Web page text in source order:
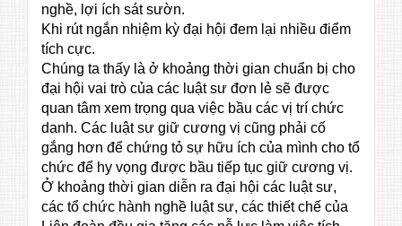
nghề, lợi ích sát sườn.
Khi rút ngắn nhiệm kỳ đại hội đem lại nhiều điểm
tích cực.
Chúng ta thấy là ở khoảng thời gian chuẩn bị cho
đại hội vai trò của các luật sư đơn lẻ sẽ được
quan tâm xem trọng qua việc bầu các vị trí chức
danh. Các luật sư giữ cương vị cũng phải cố
gắng hơn để chứng tỏ sự hữu ích của mình cho tổ
chức để hy vọng được bầu tiếp tục giữ cương vị.
Ở khoảng thời gian diễn ra đại hội các luật sư,
các tổ chức hành nghề luật sư, các thiết chế của